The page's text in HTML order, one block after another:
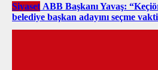
Siyaset ABB Başkanı Yavaş:
belediye başkan adayını seçme